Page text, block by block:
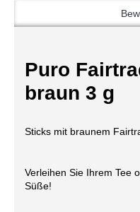
Puro
braun 3 g
Sticks mit braunem
Verleihen Sie Ihrem Tee
Süße!